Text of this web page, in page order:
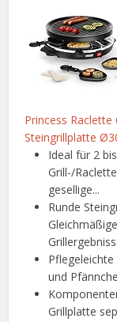
Princess Raclette
Steingrillplatte
Ideal für 2
Grill-/
gesellige...
Runde
und
Grillplatte